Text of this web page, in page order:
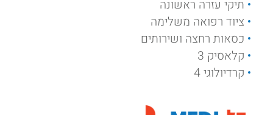
תיקי עזרה ראשונה
ציוד רפואה משלימה
כסאות רחצה ושירותים
קלאסיק 3
קרדיולוגי 4